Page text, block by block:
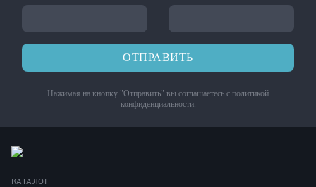
ОТПРАВИТЬ
Нажимая на кнопку "Отправить" вы соглашаетесь с политикой
конфиденциальности.
КАТАЛОГ